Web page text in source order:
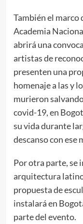
También el marco
Academia
abrirá una
artistas de
presenten una
homenaje a las y
murieron
covid-19, en
su vida durante
descanso con
Por otra parte, se
arquitectura
propuesta de
instalará en
parte del evento.